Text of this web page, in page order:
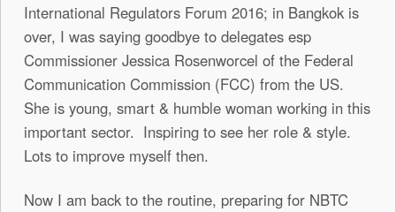
International Regulators Forum 2016; in Bangkok is
over, I was saying goodbye to delegates esp
Commissioner Jessica Rosenworcel of the Federal
Communication Commission (FCC) from the US.
She is young, smart & humble woman working in this
important sector. Inspiring to see her role & style.
Lots to improve myself then.
Now I am back to the routine, preparing for NBTC